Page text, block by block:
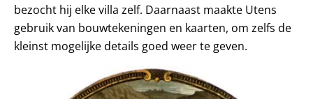
bezocht hij elke villa zelf. Daarnaast maakte Utens
gebruik van bouwtekeningen en kaarten, om zelfs de
kleinst mogelijke details goed weer te geven.